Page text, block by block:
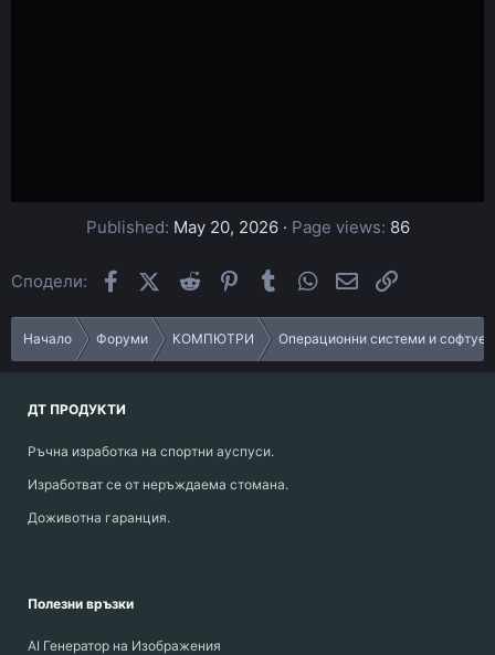
Published May 20, 2026 Page views 86
Сподели: FacebookX (Twitter)
Reddit PinterestTumblrWhatsApp
Email
Начало Форуми КОМПЮТРИ Операционни системи и софтуер
ДТ ПРОДУКТИ
Ръчна изработка на спортни ауспуси.
Изработват се от неръждаема стомана.
Доживотна гаранция.
Полезни връзки
AI Генератор на Изображения